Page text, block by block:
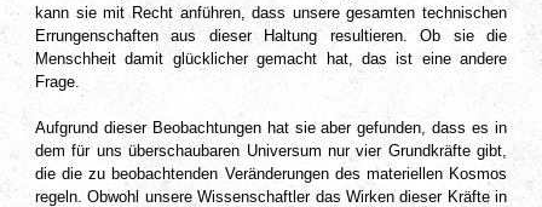
kann sie mit Recht anführen, dass unsere gesamten technischen
Errungenschaften aus dieser Haltung resultieren. Ob sie die
Menschheit damit glücklicher gemacht hat, das ist eine andere
Frage.
Aufgrund dieser Beobachtungen hat sie aber gefunden, dass es in
dem für uns überschaubaren Universum nur vier Grundkräfte gibt,
die die zu beobachtenden Veränderungen des materiellen Kosmos
regeln. Obwohl unsere Wissenschaftler das Wirken dieser Kräfte in